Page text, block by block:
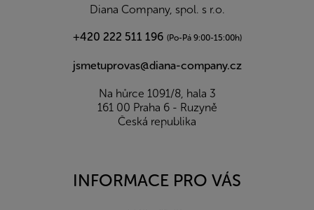
Diana Company, spol. s r.o.
+420 222 511 196 (Po-Pá 9:00-15:00h)
jsmetuprovas@diana-company.cz
Na hůrce 1091/8, hala 3
161 00 Praha 6 - Ruzyně
Česká republika
INFORMACE PRO VÁS